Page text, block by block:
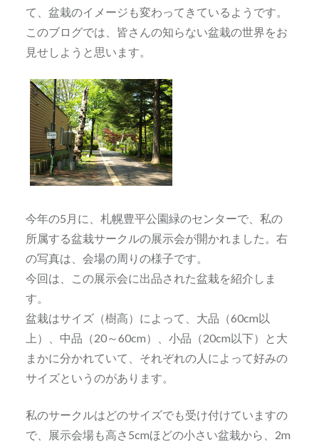
て、盆栽のイメージも変わってきているようです。
このブログでは、皆さんの知らない盆栽の世界をお
見せしようと思います。
今年の5月に、札幌豊平公園緑のセンターで、私の
所属する盆栽サークルの展示会が開かれました。右
の写真は、会場の周りの様子です。
今回は、この展示会に出品された盆栽を紹介しま
す。
盆栽はサイズ（樹高）によって、大品（60cm以
上）、中品（20～60cm）、小品（20cm以下）と大
まかに分かれていて、それぞれの人によって好みの
サイズというのがあります。
私のサークルはどのサイズでも受け付けていますの
で、展示会場も高さ5cmほどの小さい盆栽から、2m